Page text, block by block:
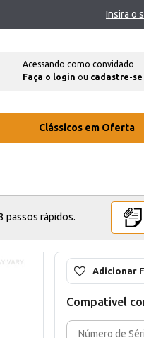
Insira o
Acessando como convidado
Faça o login ou cadastre-se
Clássicos em Oferta
passos rápidos.
Adicionar
Compativel